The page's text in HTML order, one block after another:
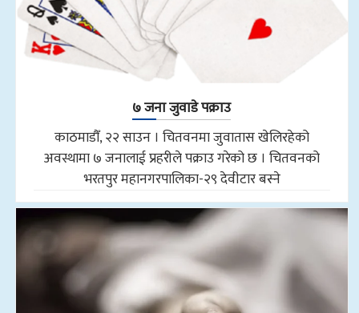
७ जना जुवाडे पक्राउ
काठमाडौँ, २२ साउन । चितवनमा जुवातास खेलिरहेको
अवस्थामा ७ जनालाई प्रहरीले पक्राउ गरेको छ । चितवनको
भरतपुर महानगरपालिका-२९ देवीटार बस्ने